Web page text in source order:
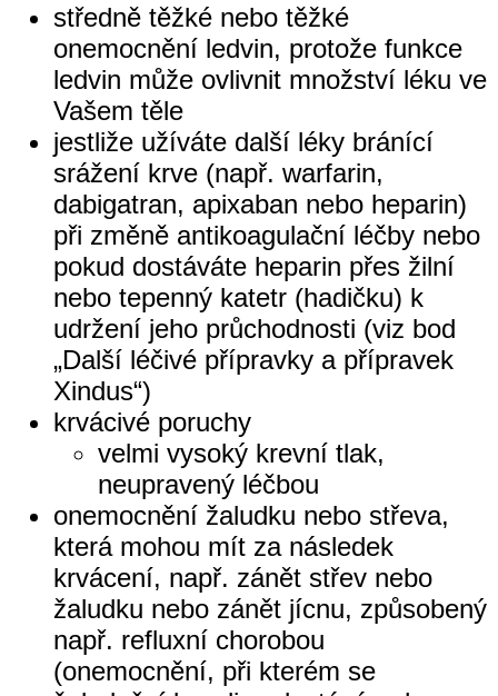
středně těžké nebo těžké
onemocnění ledvin, protože funkce
ledvin může ovlivnit množství léku ve
Vašem těle
jestliže užíváte další léky bránící
srážení krve (např. warfarin,
dabigatran, apixaban nebo heparin)
při změně antikoagulační léčby nebo
pokud dostáváte heparin přes žilní
nebo tepenný katetr (hadičku) k
udržení jeho průchodnosti (viz bod
„Další léčivé přípravky a přípravek
Xindus“)
krvácivé poruchy
velmi vysoký krevní tlak,
neupravený léčbou
onemocnění žaludku nebo střeva,
která mohou mít za následek
krvácení, např. zánět střev nebo
žaludku nebo zánět jícnu, způsobený
např. refluxní chorobou
(onemocnění, při kterém se